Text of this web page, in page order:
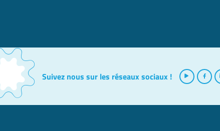
Suivez nous sur les réseaux sociaux !